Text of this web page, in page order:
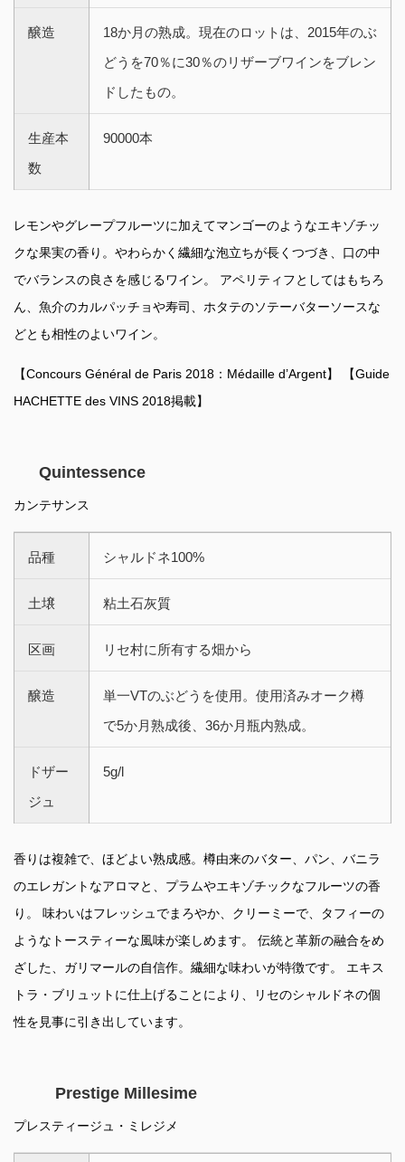
醸造
18か月の熟成。現在のロットは、2015年のぶ
どうを70％に30％のリザーブワインをブレン
ドしたもの。
生産本
数
90000本
レモンやグレープフルーツに加えてマンゴーのようなエキゾチッ
クな果実の香り。やわらかく繊細な泡立ちが長くつづき、口の中
でバランスの良さを感じるワイン。 アペリティフとしてはもちろ
ん、魚介のカルパッチョや寿司、ホタテのソテーバターソースな
どとも相性のよいワイン。
【Concours Général de Paris 2018：Médaille d’Argent】 【Guide
HACHETTE des VINS 2018掲載】
Quintessence
カンテサンス
品種 シャルドネ100%
土壌 粘土石灰質
区画 リセ村に所有する畑から
醸造
単一VTのぶどうを使用。使用済みオーク樽
で5か月熟成後、36か月瓶内熟成。
ドザー
ジュ
5g/l
香りは複雑で、ほどよい熟成感。樽由来のバター、パン、バニラ
のエレガントなアロマと、プラムやエキゾチックなフルーツの香
り。 味わいはフレッシュでまろやか、クリーミーで、タフィーの
ようなトースティーな風味が楽しめます。 伝統と革新の融合をめ
ざした、ガリマールの自信作。繊細な味わいが特徴です。 エキス
トラ・ブリュットに仕上げることにより、リセのシャルドネの個
性を見事に引き出しています。
Prestige Millesime
プレスティージュ・ミレジメ